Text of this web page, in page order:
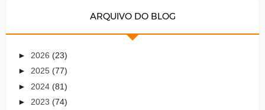
ARQUIVO DO BLOG
► 2026 (23)
► 2025 (77)
► 2024 (81)
► 2023 (74)